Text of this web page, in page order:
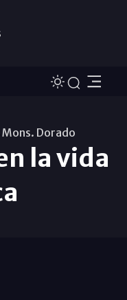
Dorado
la vida